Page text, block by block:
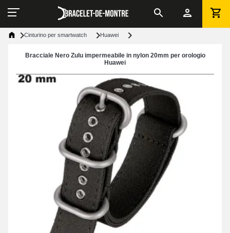
Cinturino per smartwatch Huawei
Bracciale Nero Zulu impermeabile in nylon 20mm per orologio
Huawei